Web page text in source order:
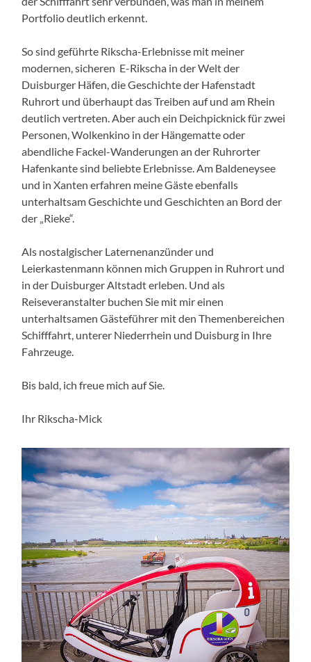
Portfolio deutlich erkennt.
So sind geführte Rikscha-Erlebnisse mit meiner
modernen, sicheren E-Rikscha in der Welt der
Duisburger Häfen, die Geschichte der Hafenstadt
Ruhrort und überhaupt das Treiben auf und am Rhein
deutlich vertreten. Aber auch ein Deichpicknick für zwei
Personen, Wolkenkino in der Hängematte oder
abendliche Fackel-Wanderungen an der Ruhrorter
Hafenkante sind beliebte Erlebnisse. Am Baldeneysee
und in Xanten erfahren meine Gäste ebenfalls
unterhaltsam Geschichte und Geschichten an Bord der
der „Rieke“.
Als nostalgischer Laternenanzünder und
Leierkastenmann können mich Gruppen in Ruhrort und
in der Duisburger Altstadt erleben. Und als
Reiseveranstalter buchen Sie mit mir einen
unterhaltsamen Gästeführer mit den Themenbereichen
Schifffahrt, unterer Niederrhein und Duisburg in Ihre
Fahrzeuge.
Bis bald, ich freue mich auf Sie.
Ihr Rikscha-Mick